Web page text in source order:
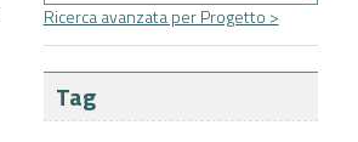
Ricerca avanzata per Progetto >
Tag